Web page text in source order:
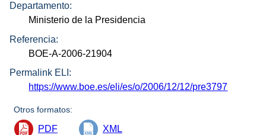
Departamento:
Ministerio de la Presidencia
Referencia:
BOE-A-2006-21904
Permalink ELI:
https://www.boe.es/eli/es/o/2006/12/12/pre3797
Otros formatos:
PDF XML